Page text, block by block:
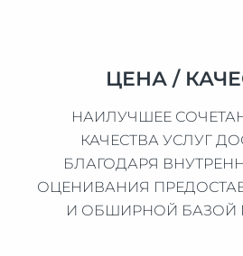
ЦЕНА /
НАИЛУЧШЕЕ
КАЧЕСТВА УСЛУГ
БЛАГОДАРЯ
ОЦЕНИВАНИЯ
И ОБШИРНОЙ БАЗОЙ